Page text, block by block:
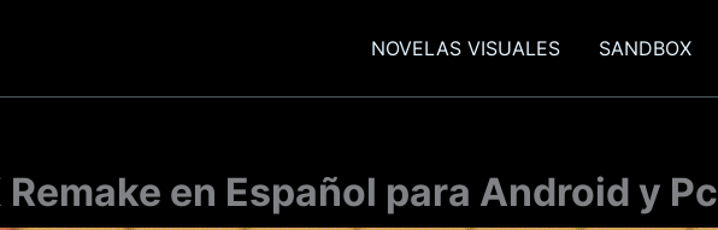
NOVELAS VISUALES SANDBOX
en Español para Android y Pc